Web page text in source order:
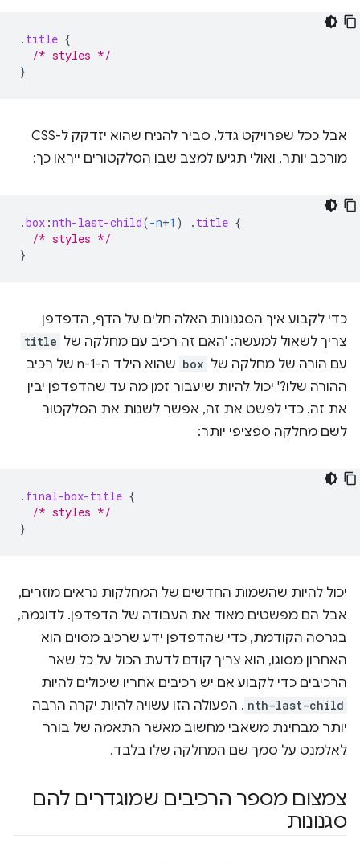
. title {
/* styles */
}
אבל ככל שפרויקט גדל, סביר להניח שהוא יזדקק ל-CSS
מורכב יותר, ואולי תגיעו למצב שבו הסלקטורים ייראו כך:
.box :nth-last-child(-n+1 ) . title {
/* styles */
}
כדי לקבוע איך הסגנונות האלה חלים על הדף, הדפדפן
צריך לשאול למעשה: 'האם זה רכיב עם מחלקה של title
עם הורה של מחלקה של box
שהוא הילד ה-n-1 של רכיב
ההורה שלו?' יכול להיות שיעבור זמן מה עד שהדפדפן יבין
את זה. כדי לפשט את זה, אפשר לשנות את הסלקטור
לשם מחלקה ספציפי יותר:
. final-box-title {
/* styles */
}
יכול להיות שהשמות החדשים של המחלקות נראים מוזרים,
אבל הם מפשטים מאוד את העבודה של הדפדפן. לדוגמה,
בגרסה הקודמת, כדי שהדפדפן ידע שרכיב מסוים הוא
האחרון מסוגו, הוא צריך קודם לדעת הכול על כל שאר
הרכיבים כדי לקבוע אם יש רכיבים אחריו שיכולים להיות
nth-last-child . הפעולה הזו עשויה להיות יקרה הרבה
יותר מבחינת משאבי מחשוב מאשר התאמה של בורר
לאלמנט על סמך שם המחלקה שלו בלבד.
צמצום מספר הרכיבים שמוגדרים להם
סגנונות